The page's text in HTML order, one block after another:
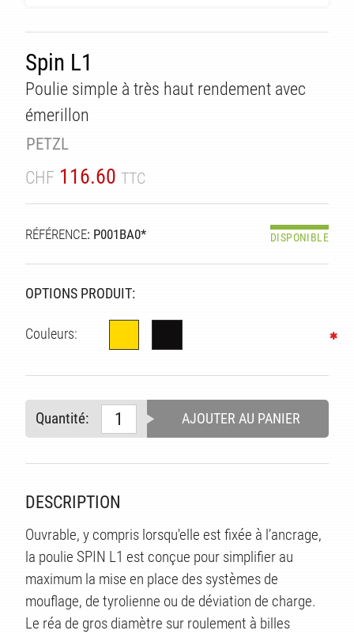
Spin L1
Poulie simple à très haut rendement avec
émerillon
PETZL
CHF 116.60 TTC
RÉFÉRENCE: P001BA0* DISPONIBLE
OPTIONS PRODUIT:
Couleurs:
Quantité: AJOUTER AU PANIER
DESCRIPTION
Ouvrable, y compris lorsqu'elle est fixée à l’ancrage,
la poulie SPIN L1 est conçue pour simplifier au
maximum la mise en place des systèmes de
mouflage, de tyrolienne ou de déviation de charge.
Le réa de gros diamètre sur roulement à billes